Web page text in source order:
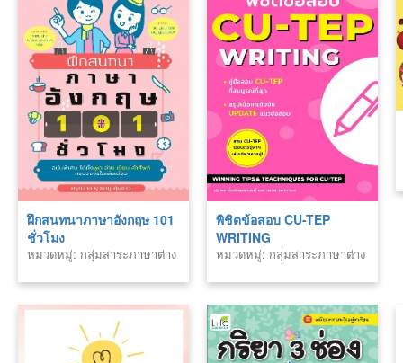
ฝึกสนทนาภาษาอังกฤษ 101
ชั่วโมง
หมวดหมู่: กลุ่มสาระภาษาต่าง
พิชิตข้อสอบ CU-TEP
WRITING
หมวดหมู่: กลุ่มสาระภาษาต่าง